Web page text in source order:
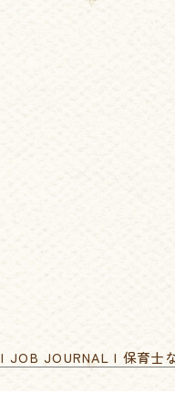
JOB JOURNAL | 保育士